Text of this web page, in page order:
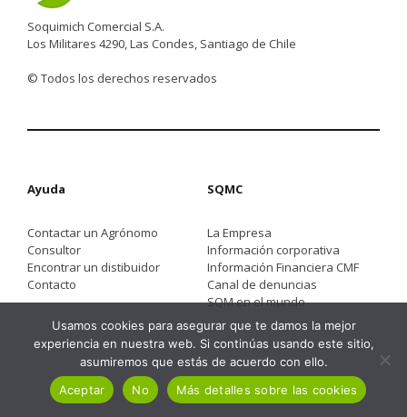
Soquimich Comercial S.A.
Los Militares 4290, Las Condes, Santiago de Chile
© Todos los derechos reservados
Ayuda
Contactar un Agrónomo
Consultor
Encontrar un distibuidor
Contacto
SQMC
La Empresa
Información corporativa
Información Financiera CMF
Canal de denuncias
SQM en el mundo
Usamos cookies para asegurar que te damos la mejor
experiencia en nuestra web. Si continúas usando este sitio,
asumiremos que estás de acuerdo con ello.
Aceptar
No Más detalles sobre las cookies